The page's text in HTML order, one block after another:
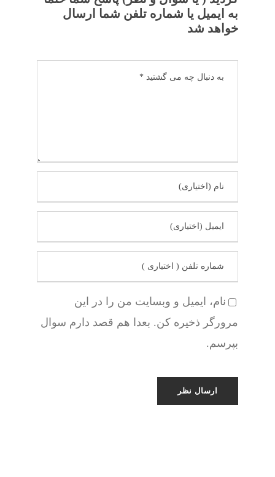
به ایمیل یا شماره تلفن شما ارسال
خواهد شد
نام، ایمیل و وبسایت من را در این
مرورگر ذخیره کن. بعدا هم قصد دارم سوال
بپرسم.